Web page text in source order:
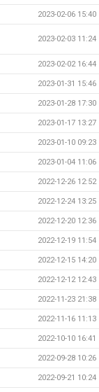
2023-02-06 15:40
2023-02-03 11:24
2023-02-02 16:44
2023-01-31 15:46
2023-01-28 17:30
2023-01-17 13:27
2023-01-10 09:23
2023-01-04 11:06
2022-12-26 12:52
2022-12-24 13:25
2022-12-20 12:36
2022-12-19 11:54
2022-12-15 14:20
2022-12-12 12:43
2022-11-23 21:38
2022-11-16 11:13
2022-10-10 16:41
2022-09-28 10:26
2022-09-21 10:24